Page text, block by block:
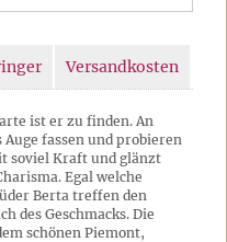
Versandkosten
ist er zu finden. An
fassen und probieren
soviel Kraft und glänzt
Egal welche
Berta treffen den
des Geschmacks. Die
schönen Piemont,